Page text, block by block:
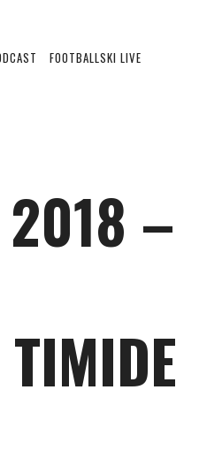
FOOTBALLSKI LIVE
2018 –